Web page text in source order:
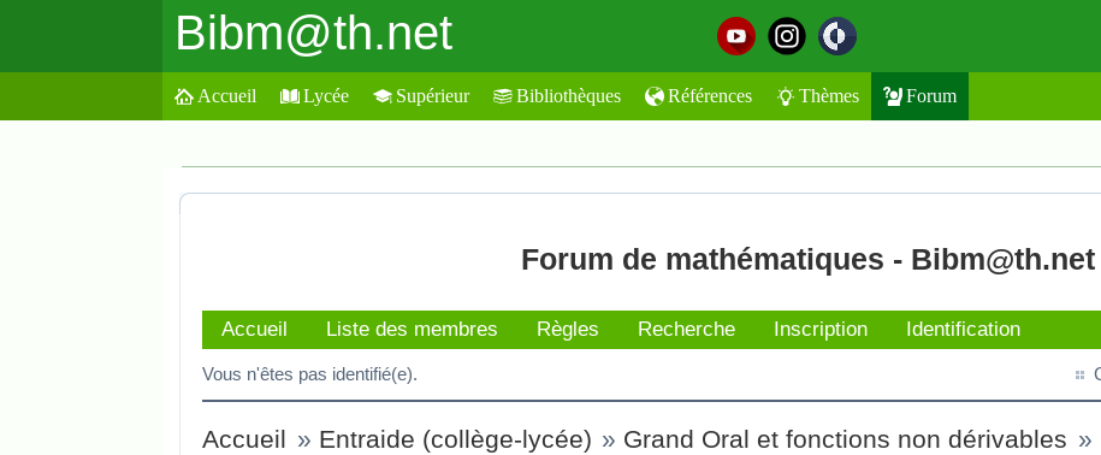
Bibm@th.net
Accueil Lycée Supérieur Bibliothèques Références Thèmes Forum
Forum de mathématiques - Bibm@th.net
Accueil Liste des membres Règles Recherche Inscription Identification
Vous n'êtes pas identifié(e).
Accueil » Entraide (collège-lycée) » Grand Oral et fonctions non dérivables »